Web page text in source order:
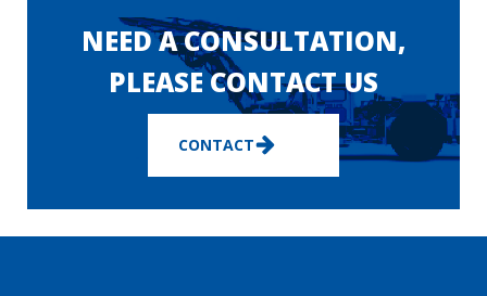
NEED A CONSULTATION,
PLEASE CONTACT US
CONTACT